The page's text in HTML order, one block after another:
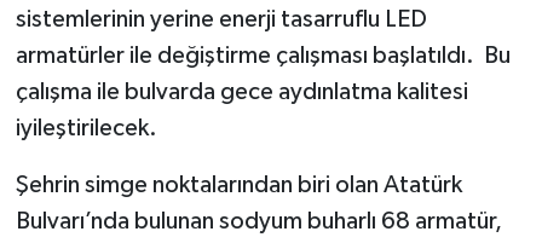
sistemlerinin yerine enerji tasarruflu LED
armatürler ile değiştirme çalışması başlatıldı. Bu
çalışma ile bulvarda gece aydınlatma kalitesi
iyileştirilecek.
Şehrin simge noktalarından biri olan Atatürk
Bulvarı’nda bulunan sodyum buharlı 68 armatür,
YAŞAM